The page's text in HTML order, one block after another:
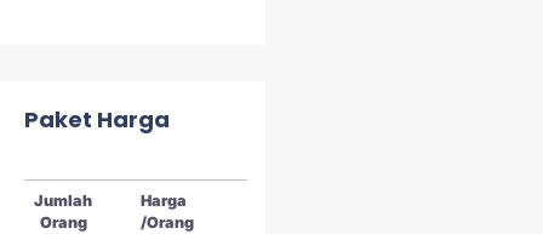
Paket Harga
Jumlah
Orang
Harga
/Orang